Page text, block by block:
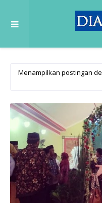
Menampilkan postingan